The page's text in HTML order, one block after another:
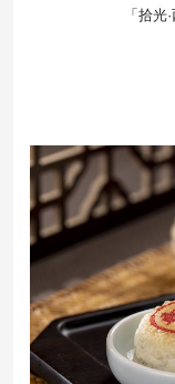
「拾